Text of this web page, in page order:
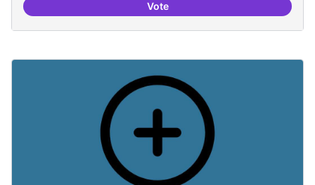
VoteRepositori de coneixement